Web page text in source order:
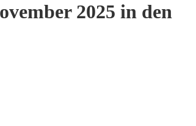
2025 in den